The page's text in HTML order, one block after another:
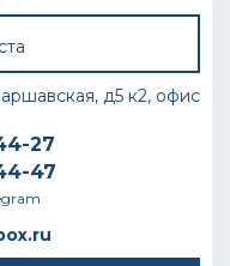
д5 к2, офис
27
47